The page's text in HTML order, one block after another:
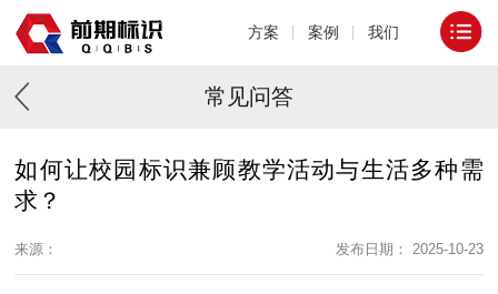
方案 案例 我们
常见问答
如何让校园标识兼顾教学活动与生活多种需
求？
来源： 发布日期： 2025-10-23